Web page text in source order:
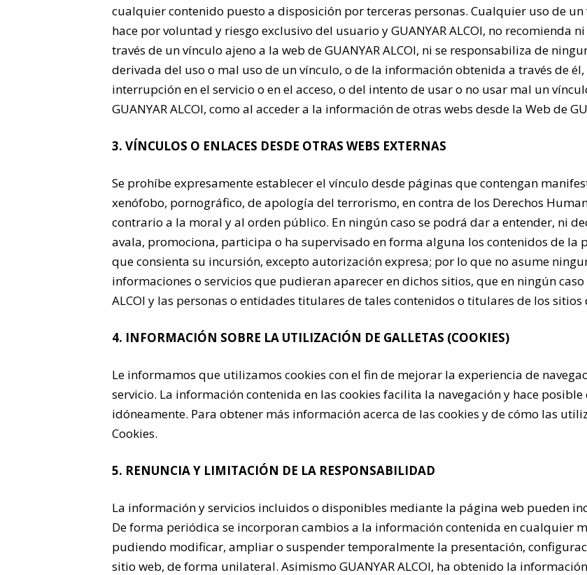
cualquier contenido puesto a disposición por terceras personas. Cualquier uso de
hace por voluntad y riesgo exclusivo del usuario y GUANYAR ALCOI, no
través de un vínculo ajeno a la web de GUANYAR ALCOI, ni se responsabiliza de
derivada del uso o mal uso de un vínculo, o de la información obtenida a través de
interrupción en el servicio o en el acceso, o del intento de usar o no usar mal un
GUANYAR ALCOI, como al acceder a la información de otras webs desde la Web de
3. VÍNCULOS O ENLACES DESDE OTRAS WEBS EXTERNAS
Se prohíbe expresamente establecer el vínculo desde páginas que contengan
xenófobo, pornográfico, de apología del terrorismo, en contra de los Derechos
contrario a la moral y al orden público. En ningún caso se podrá dar a entender, ni
avala, promociona, participa o ha supervisado en forma alguna los contenidos de la
que consienta su incursión, excepto autorización expresa; por lo que no asume
informaciones o servicios que pudieran aparecer en dichos sitios, que en ningún
ALCOI y las personas o entidades titulares de tales contenidos o titulares de los sitios
4. INFORMACIÓN SOBRE LA UTILIZACIÓN DE GALLETAS (COOKIES)
Le informamos que utilizamos cookies con el fin de mejorar la experiencia de
servicio. La información contenida en las cookies facilita la navegación y hace
idóneamente. Para obtener más información acerca de las cookies y de cómo las
Cookies.
5. RENUNCIA Y LIMITACIÓN DE LA RESPONSABILIDAD
La información y servicios incluidos o disponibles mediante la página web pueden
De forma periódica se incorporan cambios a la información contenida en cualquier
pudiendo modificar, ampliar o suspender temporalmente la presentación,
sitio web, de forma unilateral. Asimismo GUANYAR ALCOI, ha obtenido la